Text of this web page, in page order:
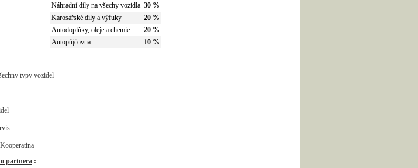
Náhradní díly na všechy vozidla 30 %
Karosářské díly a výfuky
20 %
Autodoplňky, oleje a chemie
20 %
Autopůjčovna
10 %
typy vozidel
partnera :